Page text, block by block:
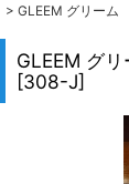
> GLEEM グリー
GLEEM グ
[308-J]